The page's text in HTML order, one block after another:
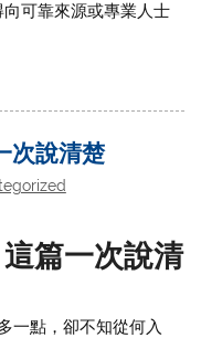
可靠來源或專業人士
次說清楚
篇一次說清
一點，卻不知從何入